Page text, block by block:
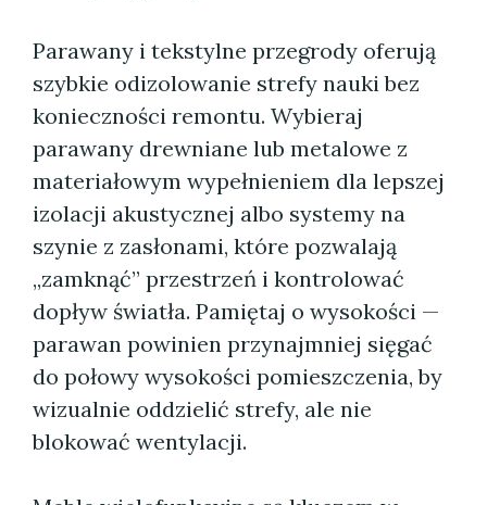
Parawany i tekstylne przegrody oferują
szybkie odizolowanie strefy nauki bez
konieczności remontu. Wybieraj
parawany drewniane lub metalowe z
materiałowym wypełnieniem dla lepszej
izolacji akustycznej albo systemy na
szynie z zasłonami, które pozwalają
„zamknąć” przestrzeń i kontrolować
dopływ światła. Pamiętaj o wysokości —
parawan powinien przynajmniej sięgać
do połowy wysokości pomieszczenia, by
wizualnie oddzielić strefy, ale nie
blokować wentylacji.